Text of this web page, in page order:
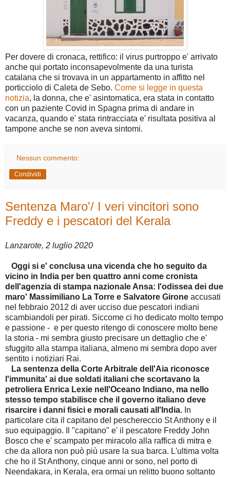
Per dovere di cronaca, rettifico: il virus purtroppo e' arrivato
anche qui portato inconsapevolmente da una turista
catalana che si trovava in un appartamento in affitto nel
porticciolo di Caleta de Sebo. Come si legge in questa
notizia, la donna, che e' asintomatica, era stata in contatto
con un paziente Covid in Spagna prima di andare in
vacanza, quando e' stata rintracciata e' risultata positiva al
tampone anche se non aveva sintomi.
Nessun commento:
Condividi
Sentenza Maro'/ I veri vincitori sono
Freddy e i pescatori del Kerala
Lanzarote, 2 luglio 2020
Oggi si e' conclusa una vicenda che ho seguito da
vicino in India per ben quattro anni come cronista
dell'agenzia di stampa nazionale Ansa: l'odissea dei due
maro' Massimiliano La Torre e Salvatore Girone accusati
nel febbraio 2012 di aver ucciso due pescatori indiani
scambiandoli per pirati. Siccome ci ho dedicato molto tempo
e passione - e per questo ritengo di conoscere molto bene
la storia - mi sembra giusto precisare un dettaglio che e'
sfuggito alla stampa italiana, almeno mi sembra dopo aver
sentito i notiziari Rai.
La sentenza della Corte Arbitrale dell'Aia riconosce
l'immunita' ai due soldati italiani che scortavano la
petroliera Enrica Lexie nell'Oceano Indiano, ma nello
stesso tempo stabilisce che il governo italiano deve
risarcire i danni fisici e morali causati all'India. In
particolare cita il capitano del peschereccio St Anthony e il
suo equipaggio. Il "capitano" e' il pescatore Freddy John
Bosco che e' scampato per miracolo alla raffica di mitra e
che da allora non può più usare la sua barca. L'ultima volta
che ho il St Anthony, cinque anni or sono, nel porto di
Neendakara, in Kerala, era ormai un relitto buono soltanto